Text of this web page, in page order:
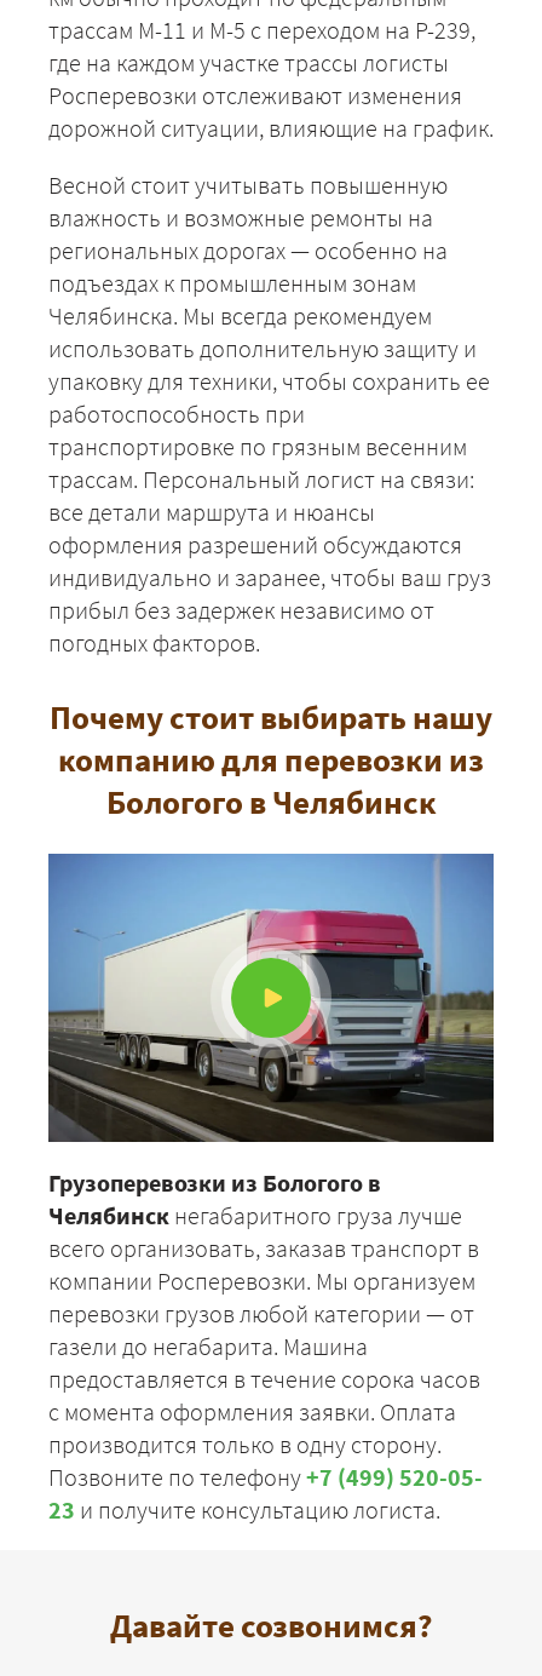
трассам М-11 и М-5 с переходом на Р-239,
где на каждом участке трассы логисты
Росперевозки отслеживают изменения
дорожной ситуации, влияющие на график.
Весной стоит учитывать повышенную
влажность и возможные ремонты на
региональных дорогах — особенно на
подъездах к промышленным зонам
Челябинска. Мы всегда рекомендуем
использовать дополнительную защиту и
упаковку для техники, чтобы сохранить ее
работоспособность при
транспортировке по грязным весенним
трассам. Персональный логист на связи:
все детали маршрута и нюансы
оформления разрешений обсуждаются
индивидуально и заранее, чтобы ваш груз
прибыл без задержек независимо от
погодных факторов.
Почему стоит выбирать нашу
компанию для перевозки из
Бологого в Челябинск
Грузоперевозки из Бологого в
Челябинск негабаритного груза лучше
всего организовать, заказав транспорт в
компании Росперевозки. Мы организуем
перевозки грузов любой категории — от
газели до негабарита. Машина
предоставляется в течение сорока часов
с момента оформления заявки. Оплата
производится только в одну сторону.
Позвоните по телефону+7 (499) 520-05-
23 и получите консультацию логиста.
Давайте созвонимся?
+7 (499) 520-05-23
ЗАКАЗАТЬ